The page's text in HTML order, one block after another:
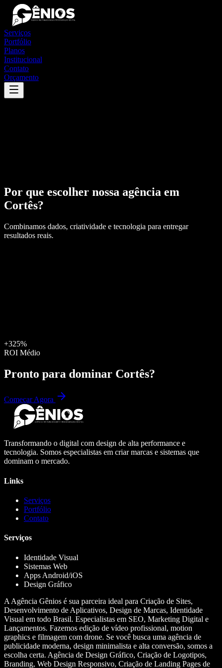
Serviços
Portfólio
Planos
Institucional
Contato
Orçamento
Por que escolher nossa agência em
Cortês?
Combinamos dados, criatividade e tecnologia para entregar
resultados reais.
+325%
ROI Médio
Pronto para dominar Cortês?
Começar Agora
Transformando o digital com design de alta performance e
tecnologia. Somos especialistas em criar marcas e sistemas que
dominam o mercado.
Links
Serviços
Portfólio
Contato
Serviços
Identidade Visual
Sistemas Web
Apps Android/iOS
Design Gráfico
A Agência Gênios é sua parceira ideal para Criação de Sites,
Desenvolvimento de Aplicativos, Design de Marcas, Identidade
Visual em todo Brasil. Especialistas em SEO, Marketing Digital e
Lançamentos. Fazemos edição de vídeo profissional, motion
graphics e filmagem com drone. Se você busca uma agência de
publicidade moderna, design minimalista e alta conversão, somos a
escolha certa. Agência de Design Gráfico, Criação de Logotipos,
Branding, Web Design Responsivo, Criação de Landing Pages de